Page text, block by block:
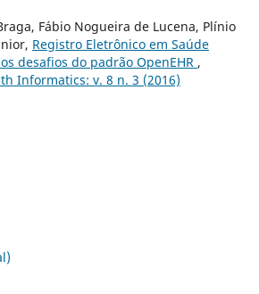
Fábio Nogueira de Lucena, Plínio
Registro Eletrônico em Saúde
desafios do padrão OpenEHR ,
Informatics: v. 8 n. 3 (2016)